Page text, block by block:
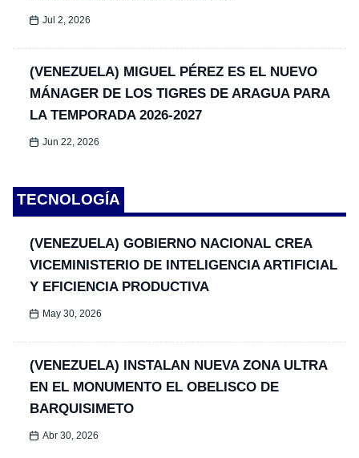
Jul 2, 2026
(VENEZUELA) MIGUEL PÉREZ ES EL NUEVO
MÁNAGER DE LOS TIGRES DE ARAGUA PARA
LA TEMPORADA 2026-2027
Jun 22, 2026
TECNOLOGÍA
(VENEZUELA) GOBIERNO NACIONAL CREA
VICEMINISTERIO DE INTELIGENCIA ARTIFICIAL
Y EFICIENCIA PRODUCTIVA
May 30, 2026
(VENEZUELA) INSTALAN NUEVA ZONA ULTRA
EN EL MONUMENTO EL OBELISCO DE
BARQUISIMETO
Abr 30, 2026